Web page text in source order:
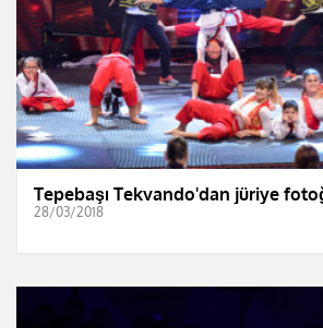
Tepebaşı Tekvando'dan jüriye
28/03/2018